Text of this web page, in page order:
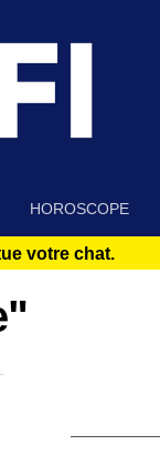
HOROSCOPE
votre chat.